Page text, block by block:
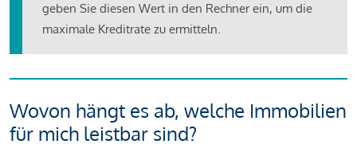
geben Sie diesen Wert in den Rechner ein, um die
maximale Kreditrate zu ermitteln.
Wovon hängt es ab, welche Immobilien
für mich leistbar sind?